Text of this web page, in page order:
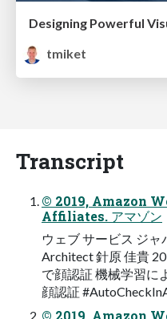
Designing Powerful
tmiket
Transcript
© 2019, Amazon
Affiliates. アマゾン
ウェブ サービス ジャ
Architect 針原 佳貴
で顔認証 機械学習に
顔認証
© 2019, Amazon